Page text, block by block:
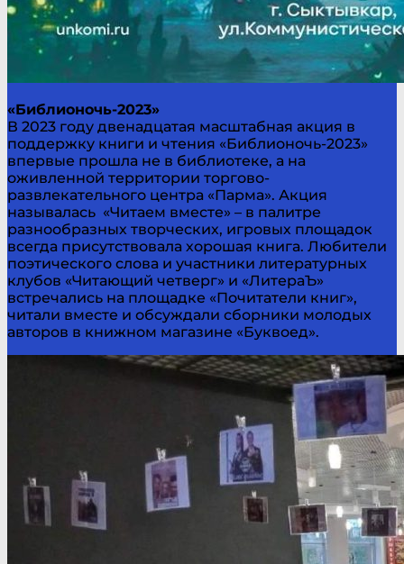
«Библионочь-2023»
В 2023 году двенадцатая масштабная акция в
поддержку книги и чтения «Библионочь-2023»
впервые прошла не в библиотеке, а на
оживленной территории торгово-
развлекательного центра «Парма». Акция
называлась «Читаем вместе» – в палитре
разнообразных творческих, игровых площадок
всегда присутствовала хорошая книга. Любители
поэтического слова и участники литературных
клубов «Читающий четверг» и «ЛитераЪ»
встречались на площадке «Почитатели книг»,
читали вместе и обсуждали сборники молодых
авторов в книжном магазине «Буквоед».